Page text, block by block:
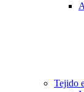
Tejido